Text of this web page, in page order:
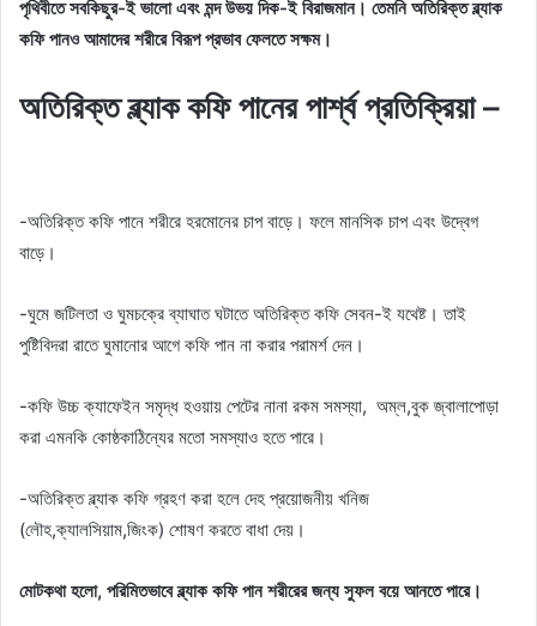
পৃথিবীতে সবকিছুর-ই ভালো এবং মন্দ উভয় দিক-ই বিরাজমান। তেমনি অতিরিক্ত ব্ল্যাক
কফি পানও আমাদের শরীরে বিরূপ প্রভাব ফেলতে সক্ষম।
অতিরিক্ত ব্ল্যাক কফি পানের পার্শ্ব প্রতিক্রিয়া –
-অতিরিক্ত কফি পানে শরীরে হরমোনের চাপ বাড়ে। ফলে মানসিক চাপ এবং উদ্বেগ
বাড়ে।
-ঘুমে জটিলতা ও ঘুমচক্রে ব্যাঘাত ঘটাতে অতিরিক্ত কফি সেবন-ই যথেষ্ট। তাই
পুষ্টিবিদরা রাতে ঘুমানোর আগে কফি পান না করার পরামর্শ দেন।
-কফি উচ্চ ক্যাফেইন সমৃদ্ধ হওয়ায় পেটের নানা রকম সমস্যা, অম্ল,বুক জ্বালাপোড়া
করা এমনকি কোষ্ঠকাঠিন্যের মতো সমস্যাও হতে পারে।
-অতিরিক্ত ব্ল্যাক কফি গ্রহণ করা হলে দেহ প্রয়োজনীয় খনিজ
(লৌহ,ক্যালসিয়াম,জিংক) শোষণ করতে বাধা দেয়।
মোটকথা হলো, পরিমিতভাবে ব্ল্যাক কফি পান শরীরের জন্য সুফল বয়ে আনতে পারে।